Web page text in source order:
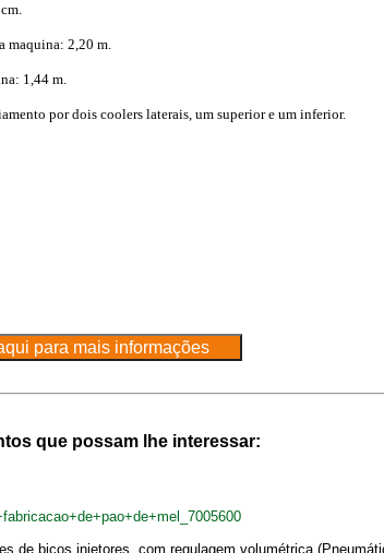
maquina: 2,20 m.
1,44 m.
por dois coolers laterais, um superior e um inferior.
que possam lhe interessar:
de bicos injetores, com regulagem volumétrica